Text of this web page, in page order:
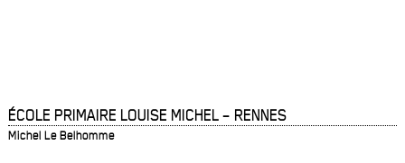
ÉCOLE PRIMAIRE LOUISE MICHEL– RENNES
Michel Le Belhomme